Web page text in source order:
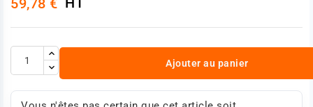
Hauteur [mm] : H 42.5
Nombre de trous : 10
Photo non contractuelle
Ajouter au panier